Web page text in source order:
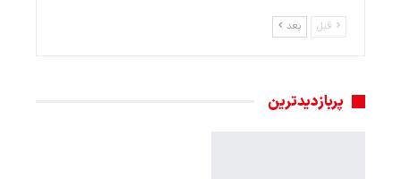
قبل بعد
پربازدیدترین